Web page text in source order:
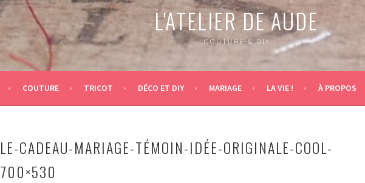
L'ATELIER DE AUDE
COUTURE & DIY
COUTURE TRICOT DÉCO ET DIY MARIAGE LA VIE ! À PROPOS
LE-CADEAU-MARIAGE-TÉMOIN-IDÉE-ORIGINALE-COOL-
700×530